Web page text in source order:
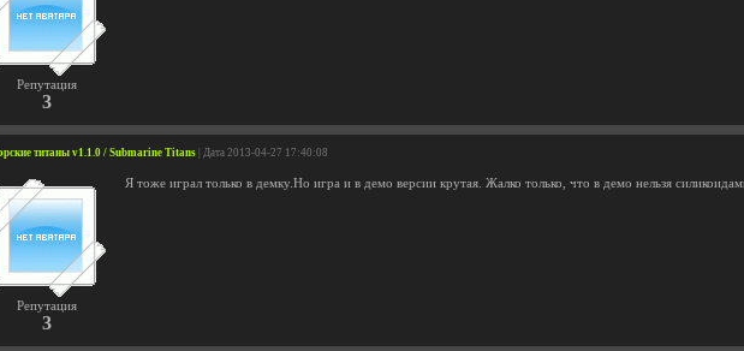
Репутация
3
титаны v1.1.0 / Submarine Titans | Дата 2013-04-27 17:40:08
Репутация
3
Я тоже играл только в демку.Но игра и в демо версии крутая. Жалко только, что в демо нельзя